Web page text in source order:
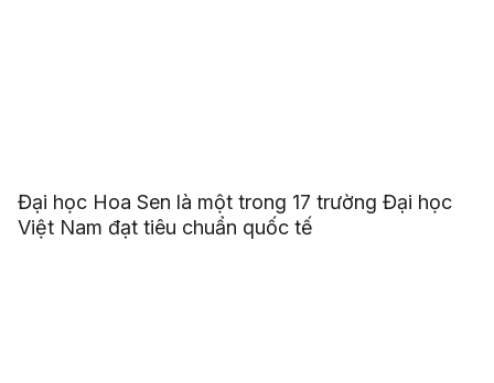
Đại học Hoa Sen là một trong 17 trường Đại học
Việt Nam đạt tiêu chuẩn quốc tế